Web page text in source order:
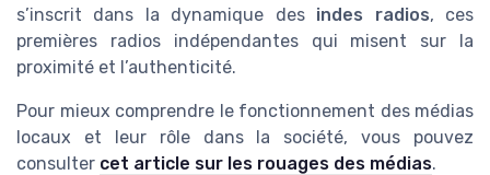
s’inscrit dans la dynamique des indes radios, ces
premières radios indépendantes qui misent sur la
proximité et l’authenticité.
Pour mieux comprendre le fonctionnement des médias
locaux et leur rôle dans la société, vous pouvez
consulter cet article sur les rouages des médias.